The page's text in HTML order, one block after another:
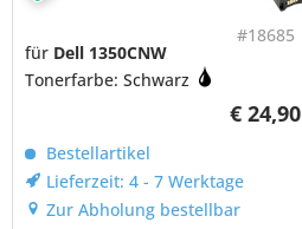
#18685
€ 24,90
für Dell 1350CNW
Tonerfarbe: Schwarz
Bestellartikel
Lieferzeit: 4 - 7 Werktage
Zur Abholung bestellbar